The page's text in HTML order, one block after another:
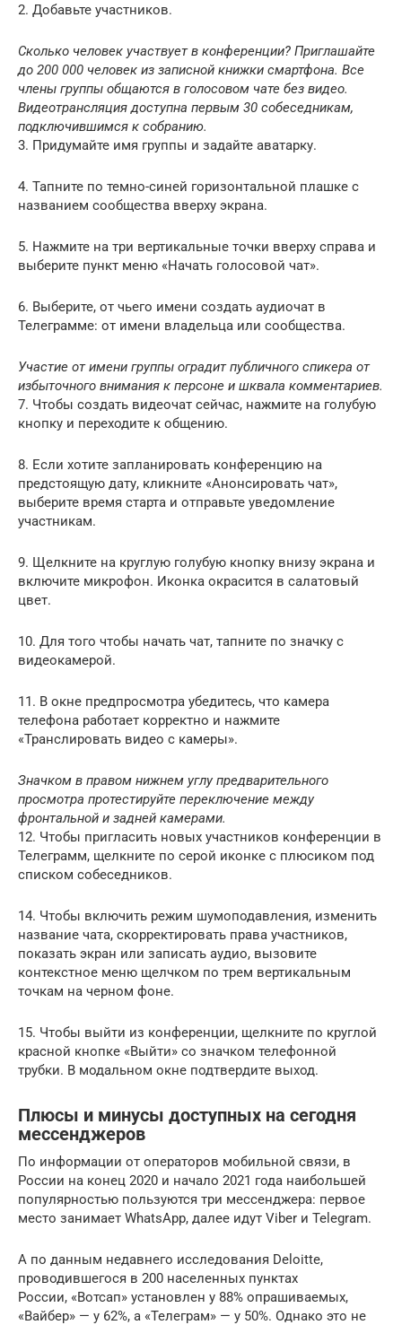
2. Добавьте участников.
Сколько человек участвует в конференции? Приглашайте
до 200 000 человек из записной книжки смартфона. Все
члены группы общаются в голосовом чате без видео.
Видеотрансляция доступна первым 30 собеседникам,
подключившимся к собранию.
3. Придумайте имя группы и задайте аватарку.
4. Тапните по темно-синей горизонтальной плашке с
названием сообщества вверху экрана.
5. Нажмите на три вертикальные точки вверху справа и
выберите пункт меню «Начать голосовой чат».
6. Выберите, от чьего имени создать аудиочат в
Телеграмме: от имени владельца или сообщества.
Участие от имени группы оградит публичного спикера от
избыточного внимания к персоне и шквала комментариев.
7. Чтобы создать видеочат сейчас, нажмите на голубую
кнопку и переходите к общению.
8. Если хотите запланировать конференцию на
предстоящую дату, кликните «Анонсировать чат»,
выберите время старта и отправьте уведомление
участникам.
9. Щелкните на круглую голубую кнопку внизу экрана и
включите микрофон. Иконка окрасится в салатовый
цвет.
10. Для того чтобы начать чат, тапните по значку с
видеокамерой.
11. В окне предпросмотра убедитесь, что камера
телефона работает корректно и нажмите
«Транслировать видео с камеры».
Значком в правом нижнем углу предварительного
просмотра протестируйте переключение между
фронтальной и задней камерами.
12. Чтобы пригласить новых участников конференции в
Телеграмм, щелкните по серой иконке с плюсиком под
списком собеседников.
14. Чтобы включить режим шумоподавления, изменить
название чата, скорректировать права участников,
показать экран или записать аудио, вызовите
контекстное меню щелчком по трем вертикальным
точкам на черном фоне.
15. Чтобы выйти из конференции, щелкните по круглой
красной кнопке «Выйти» со значком телефонной
трубки. В модальном окне подтвердите выход.
Плюсы и минусы доступных на сегодня
мессенджеров
По информации от операторов мобильной связи, в
России на конец 2020 и начало 2021 года наибольшей
популярностью пользуются три мессенджера: первое
место занимает WhatsApp, далее идут Viber и Telegram.
А по данным недавнего исследования Deloitte,
проводившегося в 200 населенных пунктах
России, «Вотсап» установлен у 88% опрашиваемых,
«Вайбер» — у 62%, а «Телеграм» — у 50%. Однако это не